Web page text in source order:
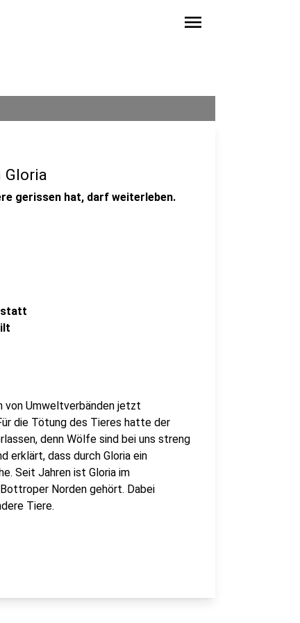
menu
Gloria
gerissen hat, darf weiterleben.
statt
von Umweltverbänden jetzt
die Tötung des Tieres hatte der
denn Wölfe sind bei uns streng
erklärt, dass durch Gloria ein
Seit Jahren ist Gloria im
Norden gehört. Dabei
Tiere.